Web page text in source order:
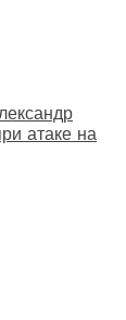
атаке на